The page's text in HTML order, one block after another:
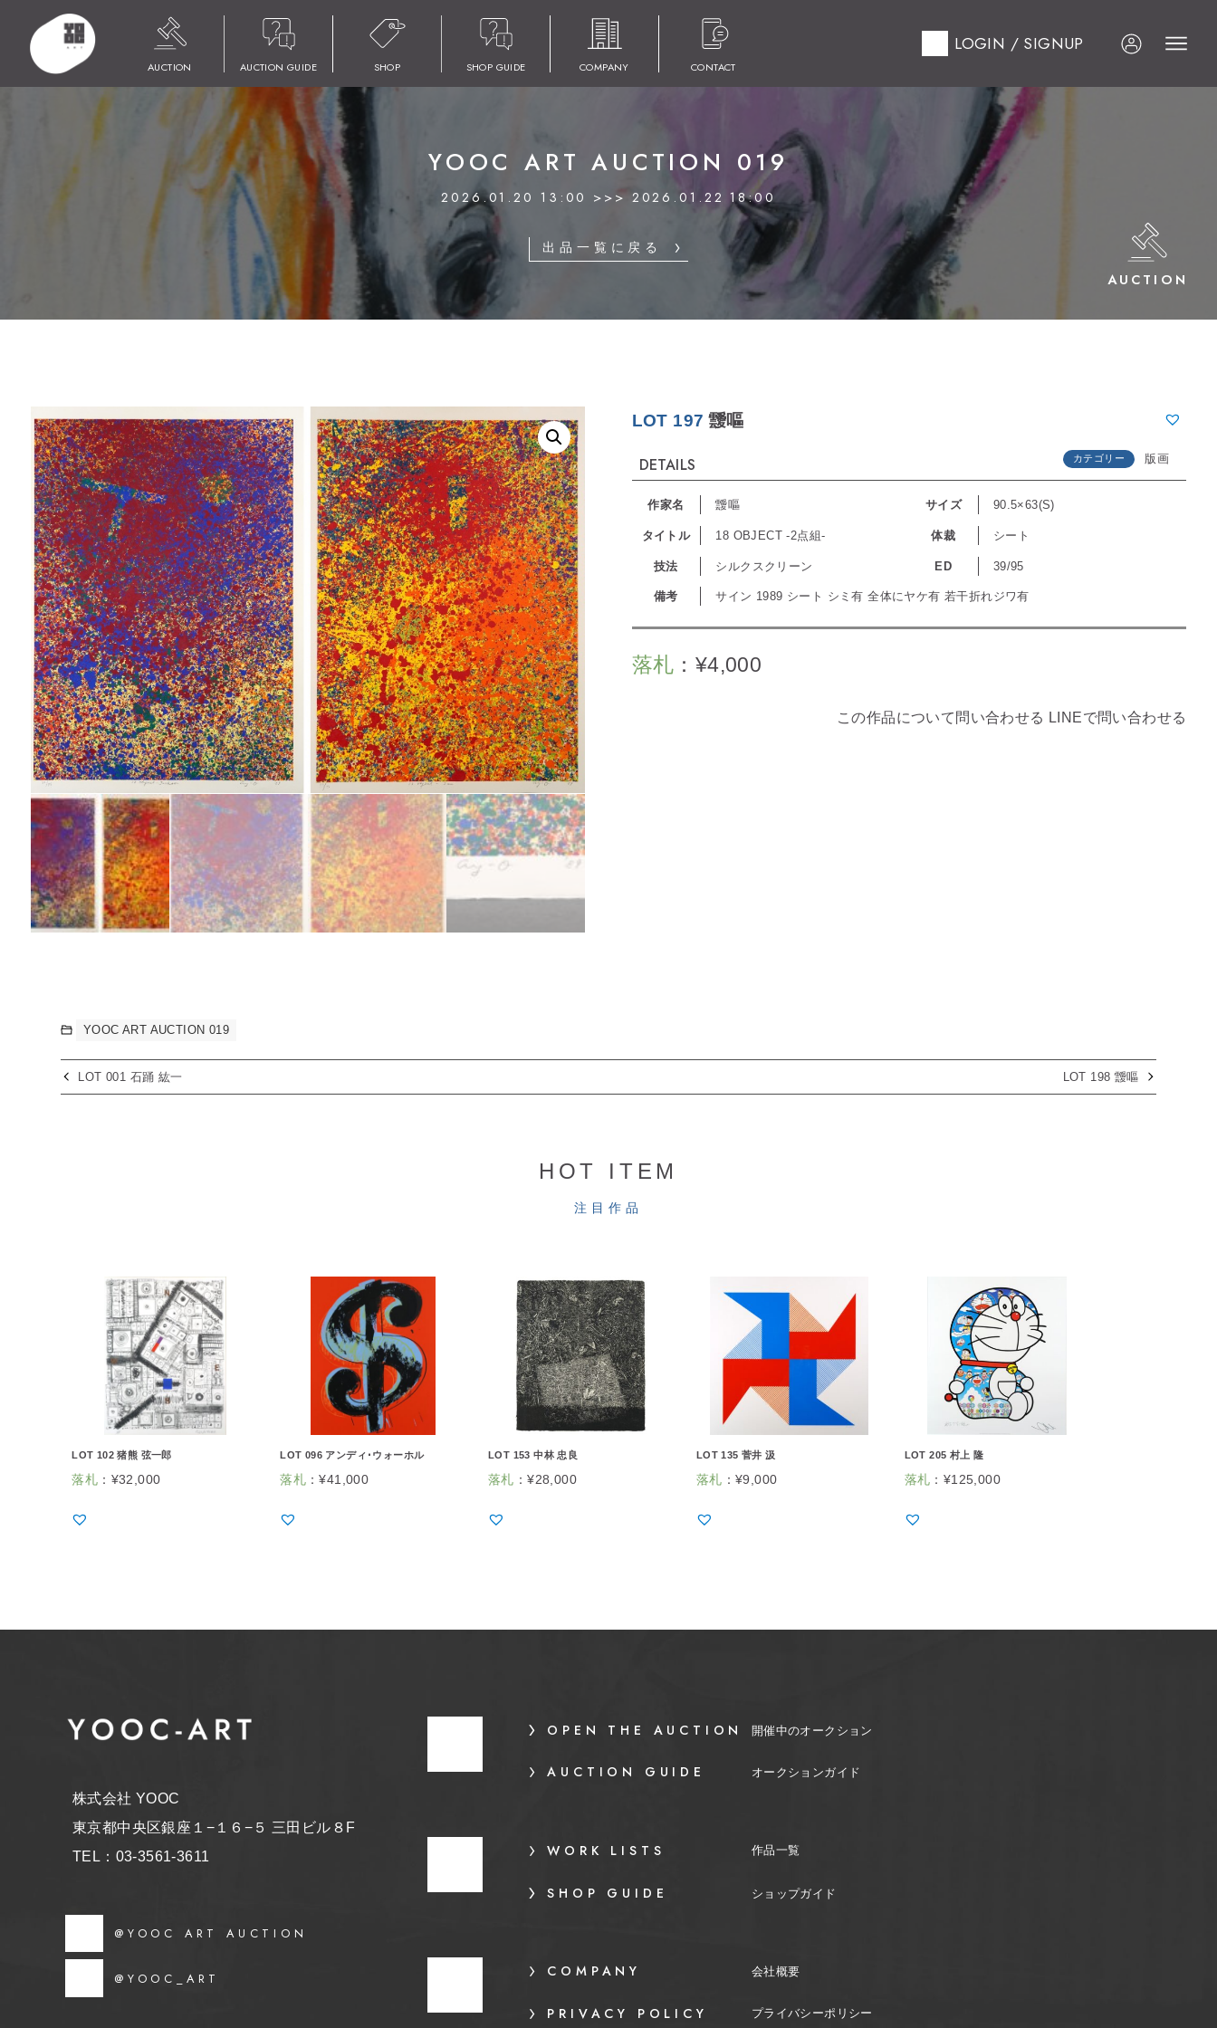
AUCTION AUCTION GUIDE SHOP SHOP GUIDE COMPANY CONTACT
LOGIN / SIGNUP
HOME YOOC ART AUCTION 019 LOT 197 靉嘔
YOOC ART AUCTION 019
2026.01.20 13:00 >>> 2026.01.22 18:00
出品一覧に戻る
AUCTION
LOT 197 靉嘔
DETAILS カテゴリー 版画
作家名 靉嘔 サイズ 90.5×63(S)
タイトル 18 OBJECT -2点組- 体裁 シート
技法 シルクスクリーン ED 39/95
備考 サイン 1989 シート シミ有 全体にヤケ有 若干折れジワ有
落札 ： ¥4,000
この作品について問い合わせる LINEで問い合わせる
YOOC ART AUCTION 019
LOT 001 石踊 紘一 LOT 198 靉嘔
HOT ITEM
注目作品
LOT 102 猪熊 弦一郎
落札 ： ¥32,000
LOT 096 アンディ･ウォーホル
落札：¥41,000
LOT 153 中林 忠良
落札 ：¥28,000
LOT 135 菅井 汲
落札 ： ¥9,000
LOT 205 村上 隆
落札 ： ¥125,000
株式会社 YOOC
東京都中央区銀座１−１６−５ 三田ビル８F
TEL：03-3561-3611
@YOOC ART AUCTION
@YOOC_ART
OPEN THE AUCTION 開催中のオークション
AUCTION GUIDE オークションガイド
WORK LISTS 作品一覧
SHOP GUIDE ショップガイド
COMPANY 会社概要
PRIVACY POLICY プライバシーポリシー